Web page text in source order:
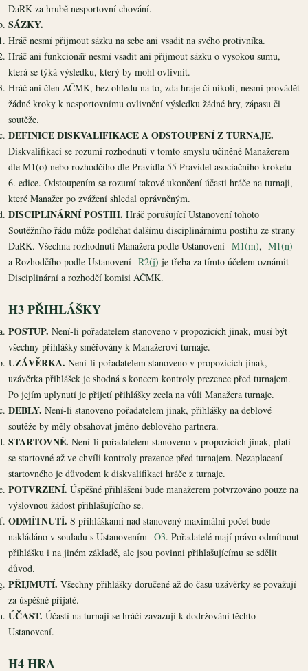
DaRK za hrubě nesportovní chování.
SÁZKY.
Hráč nesmí přijmout sázku na sebe ani vsadit na svého protivníka.
Hráč ani funkcionář nesmí vsadit ani přijmout sázku o vysokou sumu,
která se týká výsledku, který by mohl ovlivnit.
Hráč ani člen AČMK, bez ohledu na to, zda hraje či nikoli, nesmí provádět
žádné kroky k nesportovnímu ovlivnění výsledku žádné hry, zápasu či
soutěže.
DEFINICE DISKVALIFIKACE A ODSTOUPENÍ Z TURNAJE.
Diskvalifikací se rozumí rozhodnutí v tomto smyslu učiněné Manažerem
dle M1(o) nebo rozhodčího dle Pravidla 55 Pravidel asociačního kroketu
6. edice. Odstoupením se rozumí takové ukončení účasti hráče na turnaji,
které Manažer po zvážení shledal oprávněným.
DISCIPLINÁRNÍ POSTIH. Hráč porušující Ustanovení tohoto
Soutěžního řádu může podléhat dalšímu disciplinárnímu postihu ze strany
DaRK. Všechna rozhodnutí Manažera podle Ustanovení M1(m), M1(n)
a Rozhodčího podle Ustanovení R2(j) je třeba za tímto účelem oznámit
Disciplinární a rozhodčí komisi AČMK.
H3 PŘIHLÁŠKY
POSTUP. Není-li pořadatelem stanoveno v propozicích jinak, musí být
všechny přihlášky směřovány k Manažerovi turnaje.
UZÁVĚRKA. Není-li pořadatelem stanoveno v propozicích jinak,
uzávěrka přihlášek je shodná s koncem kontroly prezence před turnajem.
Po jejím uplynutí je přijetí přihlášky zcela na vůli Manažera turnaje.
DEBLY. Není-li stanoveno pořadatelem jinak, přihlášky na deblové
soutěže by měly obsahovat jméno deblového partnera.
STARTOVNÉ. Není-li pořadatelem stanoveno v propozicích jinak, platí
se startovné až ve chvíli kontroly prezence před turnajem. Nezaplacení
startovného je důvodem k diskvalifikaci hráče z turnaje.
POTVRZENÍ. Úspěšné přihlášení bude manažerem potvrzováno pouze na
výslovnou žádost přihlašujícího se.
ODMÍTNUTÍ. S přihláškami nad stanovený maximální počet bude
nakládáno v souladu s Ustanovením O3. Pořadatelé mají právo odmítnout
přihlášku i na jiném základě, ale jsou povinni přihlašujícímu se sdělit
důvod.
PŘIJMUTÍ. Všechny přihlášky doručené až do času uzávěrky se považují
za úspěšně přijaté.
ÚČAST. Účastí na turnaji se hráči zavazují k dodržování těchto
Ustanovení.
H4 HRA